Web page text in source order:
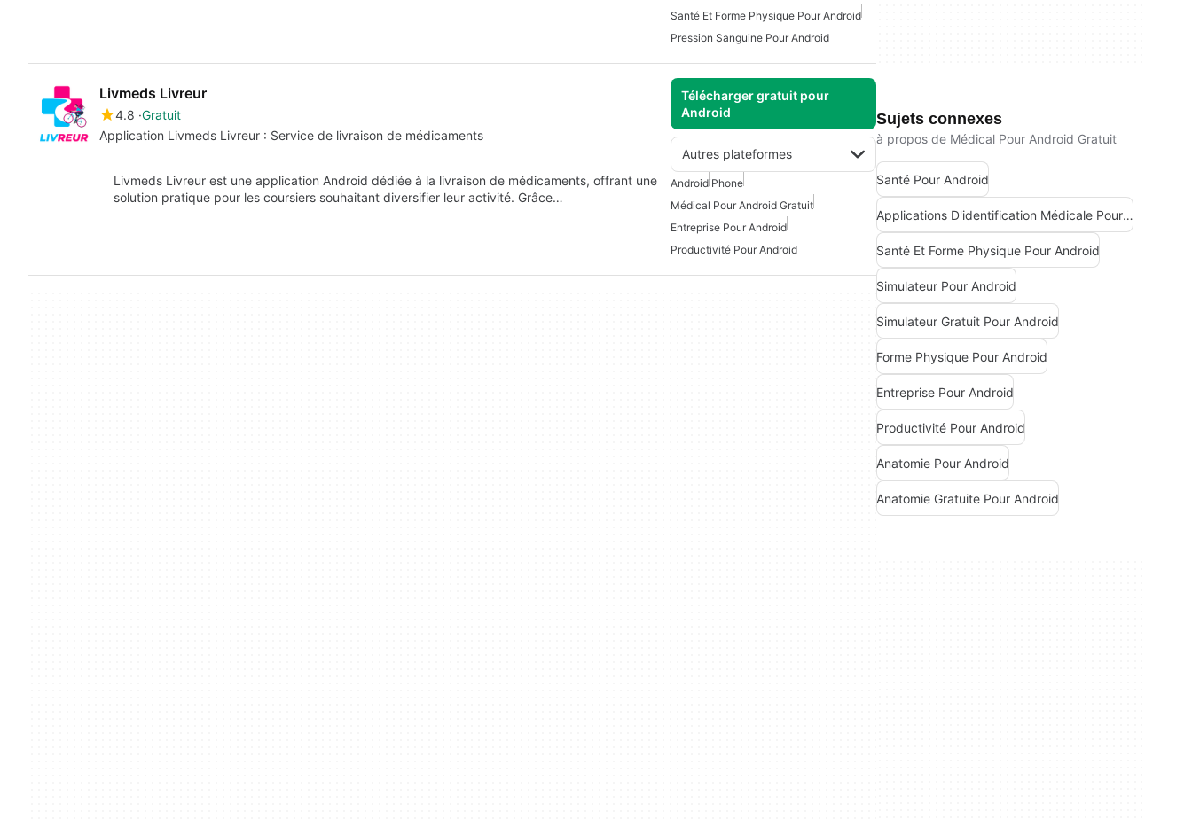
Santé Et Forme Physique Pour Android
Pression Sanguine Pour Android
Livmeds Livreur
4.8 Gratuit
Application Livmeds Livreur : Service de livraison de médicaments
Télécharger gratuit pour
Android
Autres plateformes
Livmeds Livreur est une application Android dédiée à la livraison de médicaments, offrant une
solution pratique pour les coursiers souhaitant diversifier leur activité. Grâce…
AndroidiPhone
Médical Pour Android Gratuit
Entreprise Pour Android
Productivité Pour Android
Sujets connexes
à propos de Médical Pour Android Gratuit
Santé Pour Android
Applications D'identification Médicale Pour Android
Santé Et Forme Physique Pour Android
Simulateur Pour Android
Simulateur Gratuit Pour Android
Forme Physique Pour Android
Entreprise Pour Android
Productivité Pour Android
Anatomie Pour Android
Anatomie Gratuite Pour Android